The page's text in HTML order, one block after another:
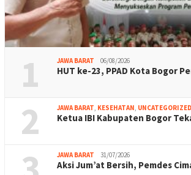
1 JAWA BARAT 06/08/2026
HUT ke-23, PPAD Kota Bogor
2 JAWA BARAT, KESEHATAN, UNCATEGORIZED
Ketua IBI Kabupaten Bogor
JAWA BARAT 31/07/2026
Aksi Jum’at Bersih, Pemdes